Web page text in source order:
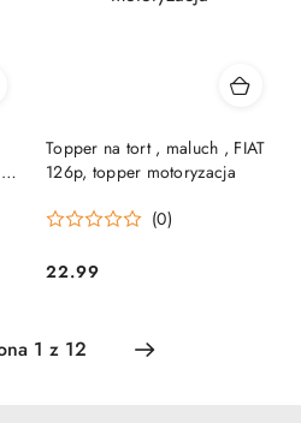
Topper na tort , maluch , FIAT
126p, topper motoryzacja
(0)
Cena:
22.99